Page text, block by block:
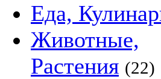
Еда,
Животные,
Растения (22)